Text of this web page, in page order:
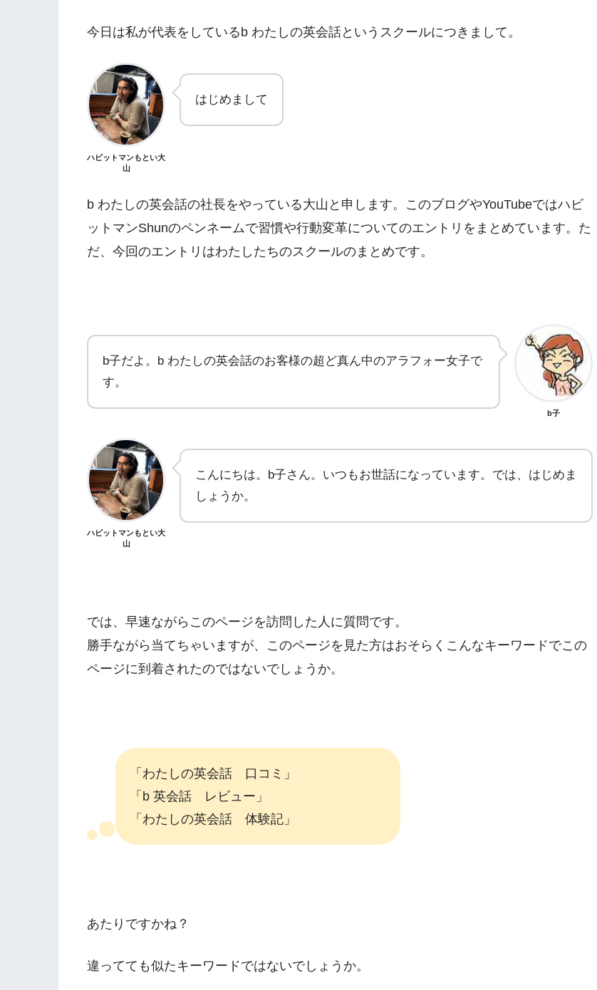
今日は私が代表をしているb わたしの英会話というスクールにつきまして。
ハビットマンもとい大
山
はじめまして
b わたしの英会話の社長をやっている大山と申します。このブログやYouTubeではハビ
ットマンShunのペンネームで習慣や行動変革についてのエントリをまとめています。た
だ、今回のエントリはわたしたちのスクールのまとめです。
b子だよ。b わたしの英会話のお客様の超ど真ん中のアラフォー女子で
す。
b子
ハビットマンもとい大
山
こんにちは。b子さん。いつもお世話になっています。では、はじめま
しょうか。
では、早速ながらこのページを訪問した人に質問です。
勝手ながら当てちゃいますが、このページを見た方はおそらくこんなキーワードでこの
ページに到着されたのではないでしょうか。
「わたしの英会話 口コミ」
「b 英会話 レビュー」
「わたしの英会話 体験記」
あたりですかね？
違ってても似たキーワードではないでしょうか。